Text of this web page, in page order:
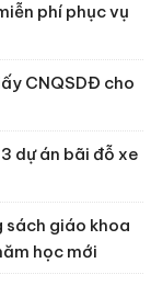
phí phục vụ
CNQSDĐ cho
dự án bãi đỗ xe
sách giáo khoa
học mới